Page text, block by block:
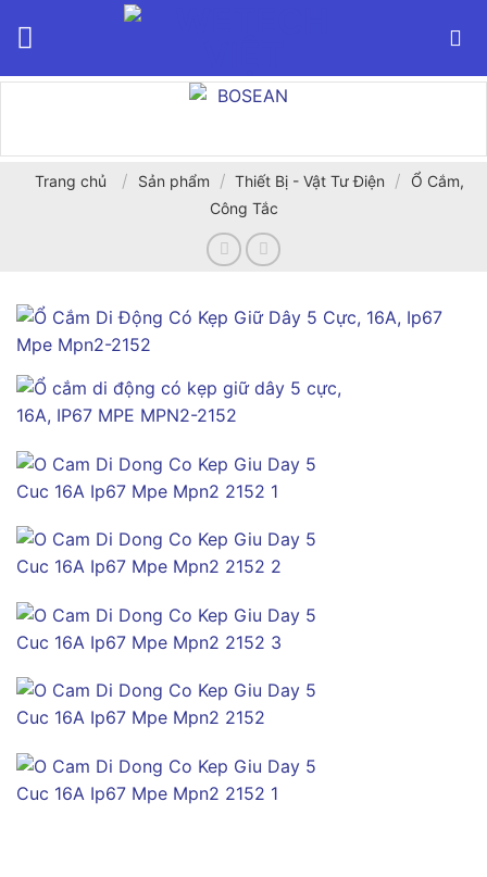
Trang chủ / Sản phẩm / Thiết Bị - Vật Tư Điện /
Ổ Cắm,
Công Tắc